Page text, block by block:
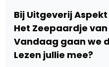
Bij Uitgeverij
Het Zeepaardje
Vandaag gaan we
Lezen jullie mee?